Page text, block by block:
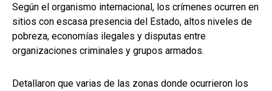
Según el organismo internacional, los crímenes ocurren en
sitios con escasa presencia del Estado, altos niveles de
pobreza, economías ilegales y disputas entre
organizaciones criminales y grupos armados.
Detallaron que varias de las zonas donde ocurrieron los